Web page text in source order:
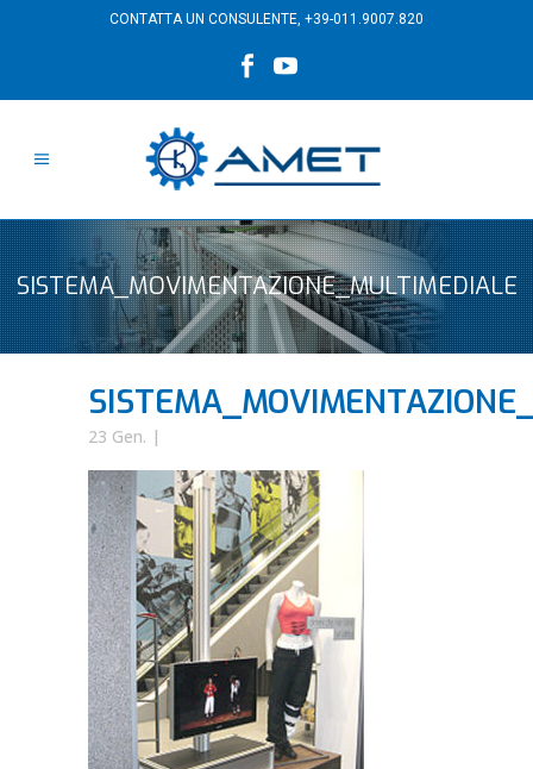
CONTATTA UN CONSULENTE, +39-011.9007.820
SISTEMA_MOVIMENTAZIONE_MULTIMEDIALE
23 Gen. |